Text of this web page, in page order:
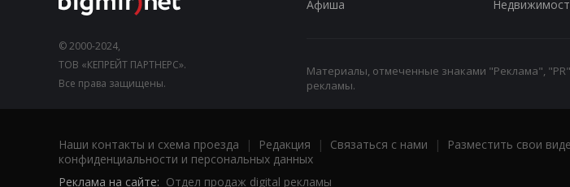
© 2000-2024,
ТОВ «КЕПРЕЙТ ПАРТНЕРС».
Все права защищены.
Афиша
Материалы, отмеченные знаками "Реклама",
рекламы.
Наши контакты и схема проезда | Редакция | Связаться с нами | Разместить свои
конфиденциальности и персональных данных
Реклама на сайте: Отдел продаж digital рекламы